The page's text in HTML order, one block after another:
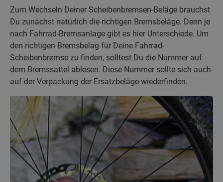
Zum Wechseln Deiner Scheibenbremsen-Beläge brauchst
Du zunächst natürlich die richtigen Bremsbeläge. Denn je
nach Fahrrad-Bremsanlage gibt es hier Unterschiede. Um
den richtigen Bremsbelag für Deine Fahrrad-
Scheibenbremse zu finden, solltest Du die Nummer auf
dem Bremssattel ablesen. Diese Nummer sollte sich auch
auf der Verpackung der Ersatzbeläge wiederfinden.